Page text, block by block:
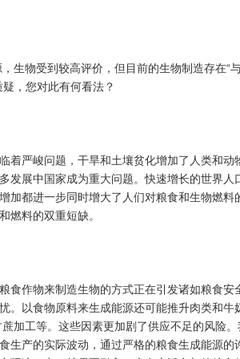
生物受到较高评价，但目前的生物制造存在“
，您对此有何看法？
着严峻问题，干旱和土壤贫化增加了人类和动
发展中国家成为重大问题。快速增长的世界人
加都进一步同时增大了人们对粮食和生物燃料
燃料的双重短缺。
食作物来制造生物的方式正在引发诸如粮食安
。以食物原料来生成能源还可能推升肉类和牛
加工等。这些因素更加剧了供应不足的风险。
生产的实际波动，通过严格的粮食生成能源的